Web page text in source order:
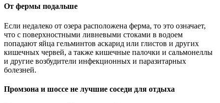
От фермы подальше
Если недалеко от озера расположена ферма, то это означает,
что с поверхностными ливневыми стоками в водоем
попадают яйца гельминтов аскарид или глистов и других
кишечных червей, а также кишечные палочки и сальмонеллы
и другие возбудители инфекционных и паразитарных
болезней.
Промзона и шоссе не лучшие соседи для отдыха